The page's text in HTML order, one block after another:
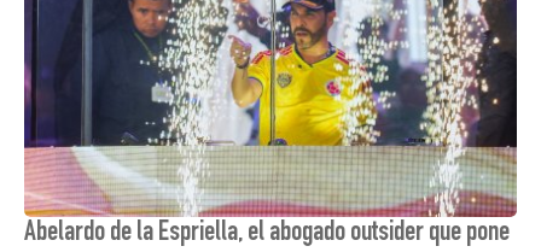
Abelardo de la Espriella, el abogado outsider que pone